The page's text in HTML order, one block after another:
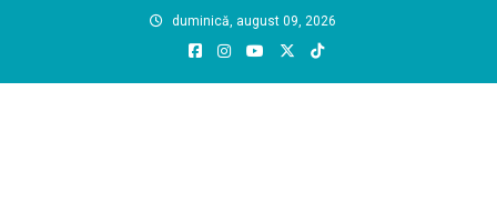
duminică, august 09, 2026